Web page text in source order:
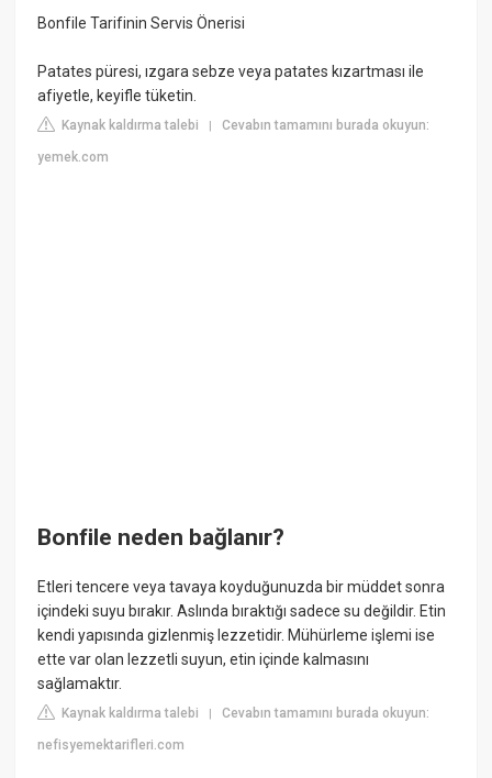
Bonfile Tarifinin Servis Önerisi
Patates püresi, ızgara sebze veya patates kızartması ile
afiyetle, keyifle tüketin.
Kaynak kaldırma talebi |Cevabın tamamını burada okuyun:
yemek.com
Bonfile neden bağlanır?
Etleri tencere veya tavaya koyduğunuzda bir müddet sonra
içindeki suyu bırakır. Aslında bıraktığı sadece su değildir. Etin
kendi yapısında gizlenmiş lezzetidir. Mühürleme işlemi ise
ette var olan lezzetli suyun, etin içinde kalmasını
sağlamaktır.
Kaynak kaldırma talebi |Cevabın tamamını burada okuyun:
nefisyemektarifleri.com